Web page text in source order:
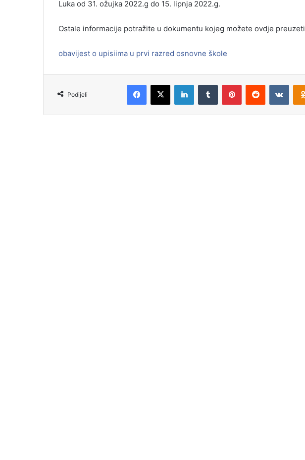
Luka od 31. ožujka 2022.g do 15. lipnja 2022.g.
Ostale informacije potražite u dokumentu kojeg možete ovdje preuzeti
obavijest o upisiima u prvi razred osnovne škole
Podijeli